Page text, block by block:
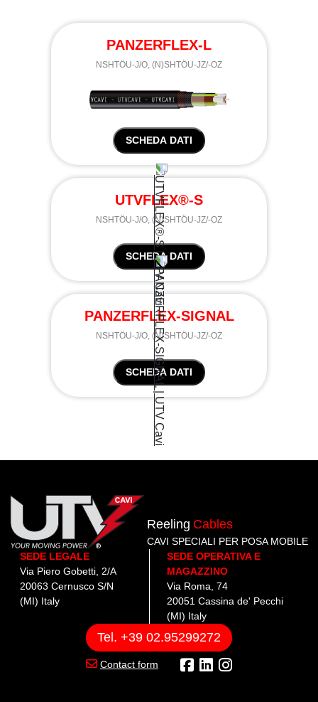
PANZERFLEX-L
NSHTÖU-J/O, (N)SHTÖU-JZ/-OZ
SCHEDA DATI
UTVFLEX®-S
NSHTÖU-J/O, (N)SHTÖU-JZ/-OZ
SCHEDA DATI
PANZERFLEX-SIGNAL
NSHTÖU-J/O, (N)SHTÖU-JZ/-OZ
SCHEDA DATI
Reeling Cables
CAVI SPECIALI PER POSA MOBILE
SEDE LEGALE
Via Piero Gobetti, 2/A
20063 Cernusco S/N
(MI) Italy
SEDE OPERATIVA E
MAGAZZINO
Via Roma, 74
20051 Cassina de' Pecchi
(MI) Italy
Tel. +39 02.95299272
Contact form